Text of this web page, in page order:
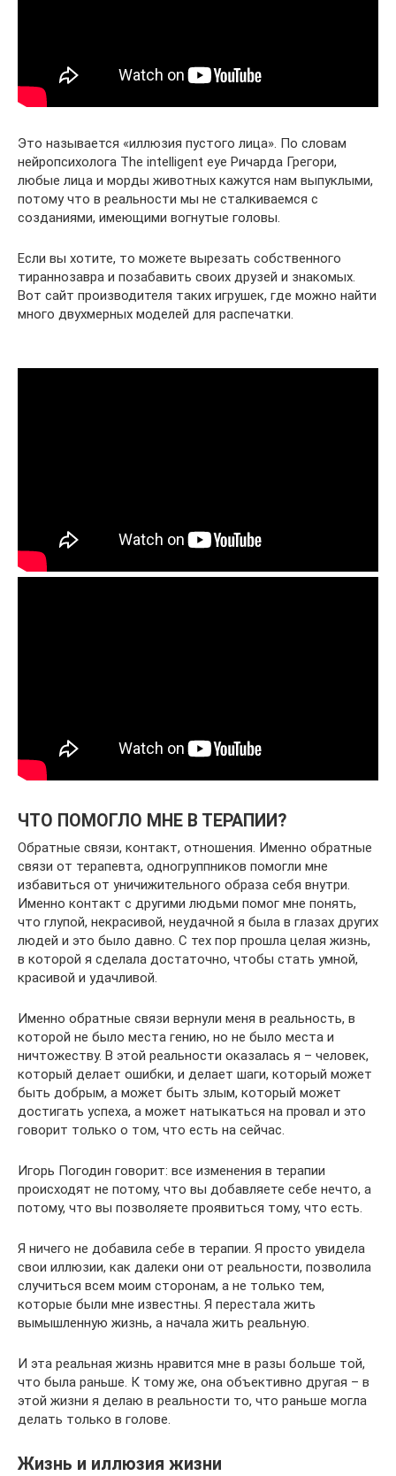
Это называется «иллюзия пустого лица». По словам
нейропсихолога The intelligent eye Ричарда Грегори,
любые лица и морды животных кажутся нам выпуклыми,
потому что в реальности мы не сталкиваемся с
созданиями, имеющими вогнутые головы.
Если вы хотите, то можете вырезать собственного
тираннозавра и позабавить своих друзей и знакомых.
Вот сайт производителя таких игрушек, где можно найти
много двухмерных моделей для распечатки.
ЧТО ПОМОГЛО МНЕ В ТЕРАПИИ?
Обратные связи, контакт, отношения. Именно обратные
связи от терапевта, одногруппников помогли мне
избавиться от уничижительного образа себя внутри.
Именно контакт с другими людьми помог мне понять,
что глупой, некрасивой, неудачной я была в глазах других
людей и это было давно. С тех пор прошла целая жизнь,
в которой я сделала достаточно, чтобы стать умной,
красивой и удачливой.
Именно обратные связи вернули меня в реальность, в
которой не было места гению, но не было места и
ничтожеству. В этой реальности оказалась я – человек,
который делает ошибки, и делает шаги, который может
быть добрым, а может быть злым, который может
достигать успеха, а может натыкаться на провал и это
говорит только о том, что есть на сейчас.
Игорь Погодин говорит: все изменения в терапии
происходят не потому, что вы добавляете себе нечто, а
потому, что вы позволяете проявиться тому, что есть.
Я ничего не добавила себе в терапии. Я просто увидела
свои иллюзии, как далеки они от реальности, позволила
случиться всем моим сторонам, а не только тем,
которые были мне известны. Я перестала жить
вымышленную жизнь, а начала жить реальную.
И эта реальная жизнь нравится мне в разы больше той,
что была раньше. К тому же, она объективно другая – в
этой жизни я делаю в реальности то, что раньше могла
делать только в голове.
Жизнь и иллюзия жизни